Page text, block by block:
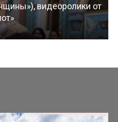
видеоролики от